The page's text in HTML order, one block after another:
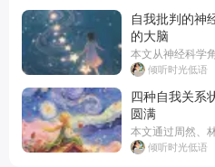
自我批判的神
的大脑
本文从神经科学
倾听时光低语
四种自我关系
圆满
本文通过周然、
倾听时光低语